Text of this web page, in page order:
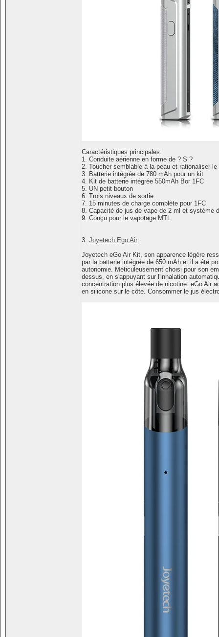
Caractéristiques principales:
1. Conduite aérienne en forme de ? S ?
2. Toucher semblable à la peau et rationaliser le
3. Batterie intégrée de 780 mAh pour un kit
4. Kit de batterie intégrée 550mAh Bor 1FC
5. UN petit bouton
6. Trois niveaux de sortie
7. 15 minutes de charge complète pour 1FC
8. Capacité de jus de vape de 2 ml et système
9. Conçu pour le vapotage MTL
3. Joyetech Ego Air
Joyetech eGo Air Kit, son apparence légère
par la batterie intégrée de 650 mAh et il a été
autonomie. Méticuleusement choisi pour son
dessus, en s'appuyant sur l'inhalation
concentration plus élevée de nicotine. eGo Air
en silicone sur le côté. Consommer le jus